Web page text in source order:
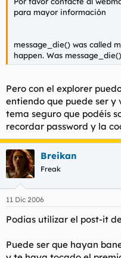
a
para mayor información
message_die() was called
happen. Was
Pero con el explorer
entiendo que puede ser y
tema seguro que podéis
recordar password y la
Breikan
Freak
11 Dic 2006
Podias utilizar el post-it
Puede ser que hayan